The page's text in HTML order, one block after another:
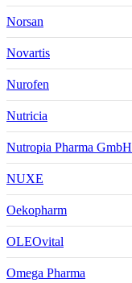
Norsan
Novartis
Nurofen
Nutricia
Nutropia Pharma GmbH
NUXE
Oekopharm
OLEOvital
Omega Pharma